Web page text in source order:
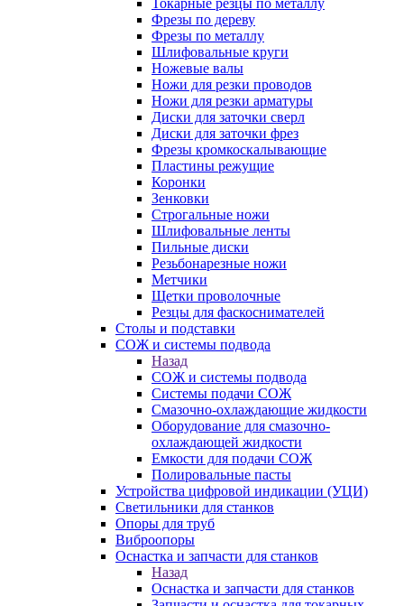
Токарные резцы по металлу
Фрезы по дереву
Фрезы по металлу
Шлифовальные круги
Ножевые валы
Ножи для резки проводов
Ножи для резки арматуры
Диски для заточки сверл
Диски для заточки фрез
Фрезы кромкоскалывающие
Пластины режущие
Коронки
Зенковки
Строгальные ножи
Шлифовальные ленты
Пильные диски
Резьбонарезные ножи
Метчики
Щетки проволочные
Резцы для фаскоснимателей
Столы и подставки
СОЖ и системы подвода
Назад
СОЖ и системы подвода
Системы подачи СОЖ
Смазочно-охлаждающие жидкости
Оборудование для смазочно-
охлаждающей жидкости
Емкости для подачи СОЖ
Полировальные пасты
Устройства цифровой индикации (УЦИ)
Светильники для станков
Опоры для труб
Виброопоры
Оснастка и запчасти для станков
Назад
Оснастка и запчасти для станков